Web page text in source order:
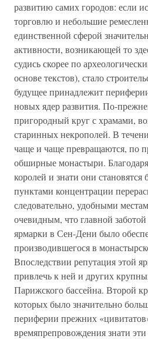
развитию самих городов: если
торговлю и небольшие
единственной сферой
активности, возникающей то
судись скорее по
основе текстов), стало
будущее принадлежит
новых ядер развития. По-
пригородный круг с храмами,
старинных некрополей. В
чаще и чаще превращаются, по
обширные монастыри.
королей и знати они
пунктами концентрации
следовательно, удобными
очевидным, что главной
ярмарки в Сен-Дени было
производившегося в
Впоследствии репутация этой
привлечь к ней и других
Парижского бассейна. Второй
которых было значительно
периферии прежних
времяпрепровождения знати